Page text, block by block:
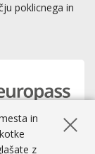
poklicnega in
Skrij
in
z